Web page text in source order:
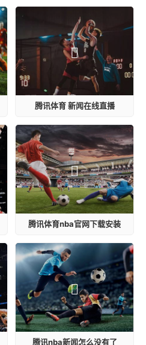
腾讯体育 新闻在线直播
腾讯体育nba官网下载安装
腾讯nba新闻怎么没有了